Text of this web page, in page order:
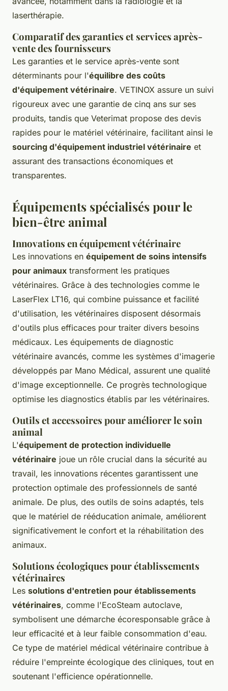
laserthérapie.
Comparatif des garanties et services après-
vente des fournisseurs
Les garanties et le service après-vente sont
déterminants pour l'équilibre des coûts
d'équipement vétérinaire. VETINOX assure un suivi
rigoureux avec une garantie de cinq ans sur ses
produits, tandis que Veterimat propose des devis
rapides pour le matériel vétérinaire, facilitant ainsi le
sourcing d'équipement industriel vétérinaire et
assurant des transactions économiques et
transparentes.
Équipements spécialisés pour le
bien-être animal
Innovations en équipement vétérinaire
Les innovations en équipement de soins intensifs
pour animaux transforment les pratiques
vétérinaires. Grâce à des technologies comme le
LaserFlex LT16, qui combine puissance et facilité
d'utilisation, les vétérinaires disposent désormais
d'outils plus efficaces pour traiter divers besoins
médicaux. Les équipements de diagnostic
vétérinaire avancés, comme les systèmes d'imagerie
développés par Mano Médical, assurent une qualité
d'image exceptionnelle. Ce progrès technologique
optimise les diagnostics établis par les vétérinaires.
Outils et accessoires pour améliorer le soin
animal
L'équipement de protection individuelle
vétérinaire joue un rôle crucial dans la sécurité au
travail, les innovations récentes garantissent une
protection optimale des professionnels de santé
animale. De plus, des outils de soins adaptés, tels
que le matériel de rééducation animale, améliorent
significativement le confort et la réhabilitation des
animaux.
Solutions écologiques pour établissements
vétérinaires
Les solutions d'entretien pour établissements
vétérinaires, comme l'EcoSteam autoclave,
symbolisent une démarche écoresponsable grâce à
leur efficacité et à leur faible consommation d'eau.
Ce type de matériel médical vétérinaire contribue à
réduire l'empreinte écologique des cliniques, tout en
soutenant l'efficience opérationnelle.